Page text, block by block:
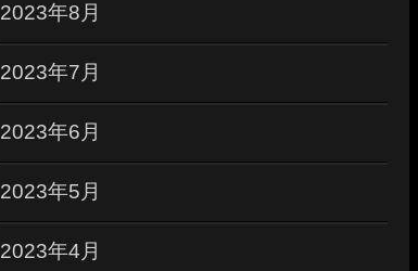
2023年8月
2023年7月
2023年6月
2023年5月
2023年4月